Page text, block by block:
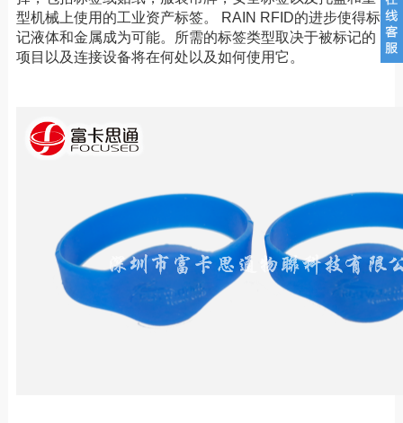
型机械上使用的工业资产标签。 RAIN RFID的进步使得标
记液体和金属成为可能。所需的标签类型取决于被标记的
项目以及连接设备将在何处以及如何使用它。